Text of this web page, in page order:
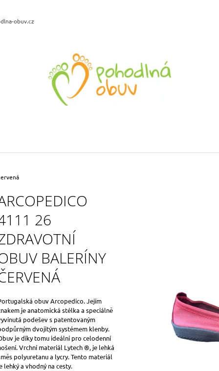
obuv.cz
26
BALERÍNY
obuv Arcopedico. Jejím
je anatomická stélka a speciálně
podešev s patentovaným
dvojitým systémem klenby.
je díky tomu ideální pro celodenní
Vrchní materiál Lytech ®, je lehká
polyuretanu a lycry. Tento materiál
lehký a vhodný na cesty.
CO POTŘEBUJETE NAJÍT?
HLEDAT
8106 ZATEPLENÁ KOŽENÁ OBUV
649 Kč
BIO LIFE LENA